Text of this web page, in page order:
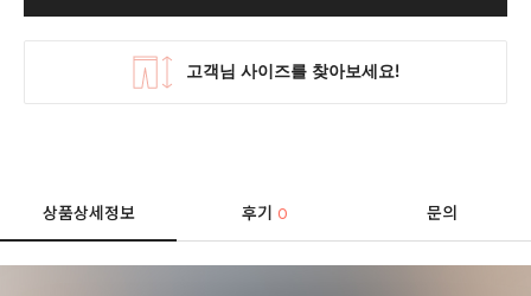
상품상세정보 후기0 문의